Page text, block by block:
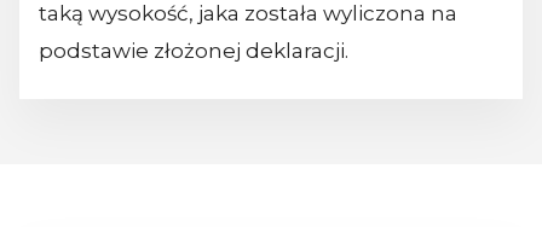
taką wysokość, jaka została wyliczona na
podstawie złożonej deklaracji.